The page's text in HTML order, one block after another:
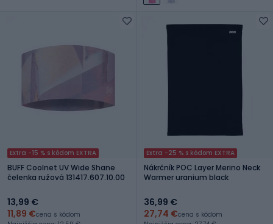
Extra -15 % s kódom EXTRA
BUFF Coolnet UV Wide Shane
čelenka ružová 131417.607.10.00
13,99 €
11,89 €cena s kódom
Extra -25 % s kódom EXTRA
Nákrčník POC Layer Merino Neck
Warmer uranium black
36,99 €
27,74 €cena s kódom